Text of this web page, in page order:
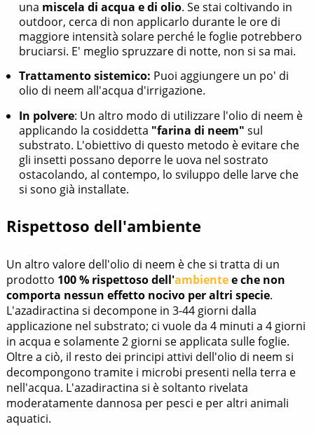
una miscela di acqua e di olio. Se stai coltivando in
outdoor, cerca di non applicarlo durante le ore di
maggiore intensità solare perché le foglie potrebbero
bruciarsi. E' meglio spruzzare di notte, non si sa mai.
Trattamento sistemico: Puoi aggiungere un po' di
olio di neem all'acqua d'irrigazione.
In polvere: Un altro modo di utilizzare l'olio di neem è
applicando la cosiddetta "farina di neem" sul
substrato. L'obiettivo di questo metodo è evitare che
gli insetti possano deporre le uova nel sostrato
ostacolando, al contempo, lo sviluppo delle larve che
si sono già installate.
Rispettoso dell'ambiente
Un altro valore dell'olio di neem è che si tratta di un
prodotto 100 % rispettoso dell'ambientee che non
comporta nessun effetto nocivo per altri specie.
L'azadiractina si decompone in 3-44 giorni dalla
applicazione nel substrato; ci vuole da 4 minuti a 4 giorni
in acqua e solamente 2 giorni se applicata sulle foglie.
Oltre a ciò, il resto dei principi attivi dell'olio di neem si
decompongono tramite i microbi presenti nella terra e
nell'acqua. L'azadiractina si è soltanto rivelata
moderatamente dannosa per pesci e per altri animali
aquatici.